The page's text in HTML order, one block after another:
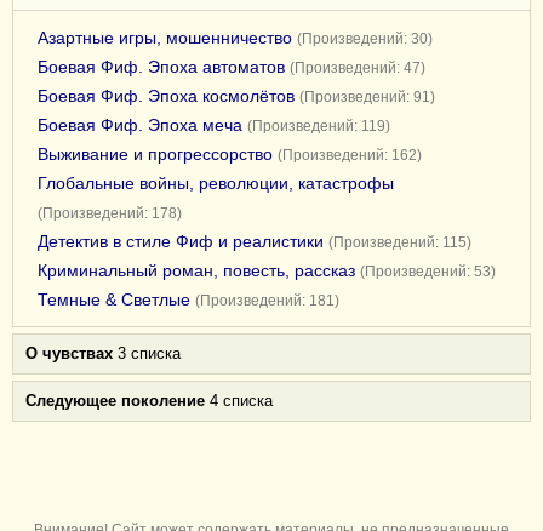
Азартные игры, мошенничество (Произведений: 30)
Боевая Фиф. Эпоха автоматов (Произведений: 47)
Боевая Фиф. Эпоха космолётов (Произведений: 91)
Боевая Фиф. Эпоха меча (Произведений: 119)
Выживание и прогрессорство (Произведений: 162)
Глобальные войны, революции, катастрофы
(Произведений: 178)
Детектив в стиле Фиф и реалистики (Произведений: 115)
Криминальный роман, повесть, рассказ (Произведений: 53)
Темные & Светлые (Произведений: 181)
О чувствах 3 списка
Следующее поколение 4 списка